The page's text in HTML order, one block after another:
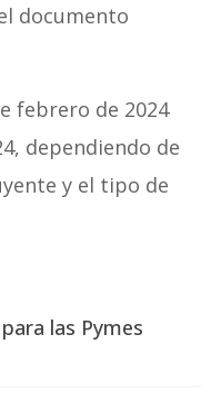
documento
febrero de 2024
dependiendo de
y el tipo de
las Pymes